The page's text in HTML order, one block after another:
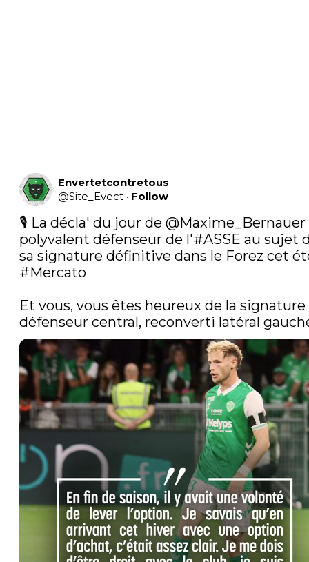
Envertetcontretous
@Site_Evect · Follow
🎙 La décla' du jour de @Maxime_Bernauer
polyvalent défenseur de l'#ASSE au sujet
#Mercato
Et vous, vous êtes heureux de la
défenseur central, reconverti latéral